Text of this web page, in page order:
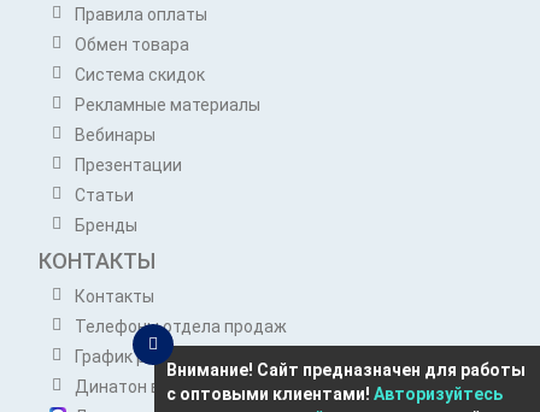
Правила оплаты
Обмен товара
Система скидок
Рекламные материалы
Вебинары
Презентации
Статьи
Бренды
КОНТАКТЫ
Контакты
Телефоны отдела продаж
График работы отдела продаж
Динатон в Telegram
Внимание! Сайт предназначен для работы
с оптовыми клиентами! Авторизуйтесь